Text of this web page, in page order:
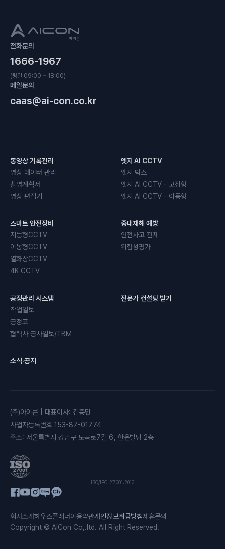
전화문의
1666-1967
(평일 09:00 ~ 18:00)
메일문의
caas@ai-con.co.kr
동영상 기록관리
영상 데이터 관리
촬영계획서
영상 편집기
엣지 AI CCTV
엣지 박스
엣지 AI CCTV - 고정형
엣지 AI CCTV - 이동형
스마트 안전장비
지능형CCTV
이동형CCTV
열화상CCTV
4K CCTV
중대재해 예방
안전사고 관제
위험성평가
공정관리 시스템
작업일보
공정표
협력사 공사일보/TBM
전문가 컨설팅 받기
소식·공지
(주)아이콘 대표이사: 김종민
사업자등록번호 153-87-01774
주소: 서울특별시 강남구 도곡로7길 6, 한은빌딩 2층
ISO/IEC 27001:2013
Copyright © AiCon Co,.ltd. All Right Reserved.
회사소개하우스플래너 이용약관개인정보취급방침제휴문의